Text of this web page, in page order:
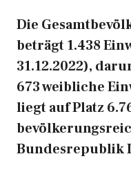
Die
beträgt 1.438
31.12.2022),
673 weibliche
liegt auf Platz
Bundesrepublik